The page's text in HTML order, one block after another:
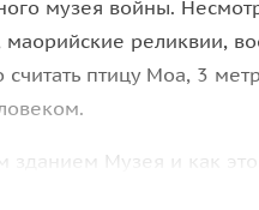
музея войны.
реликвии,
птицу Моа, 3
Музея и как